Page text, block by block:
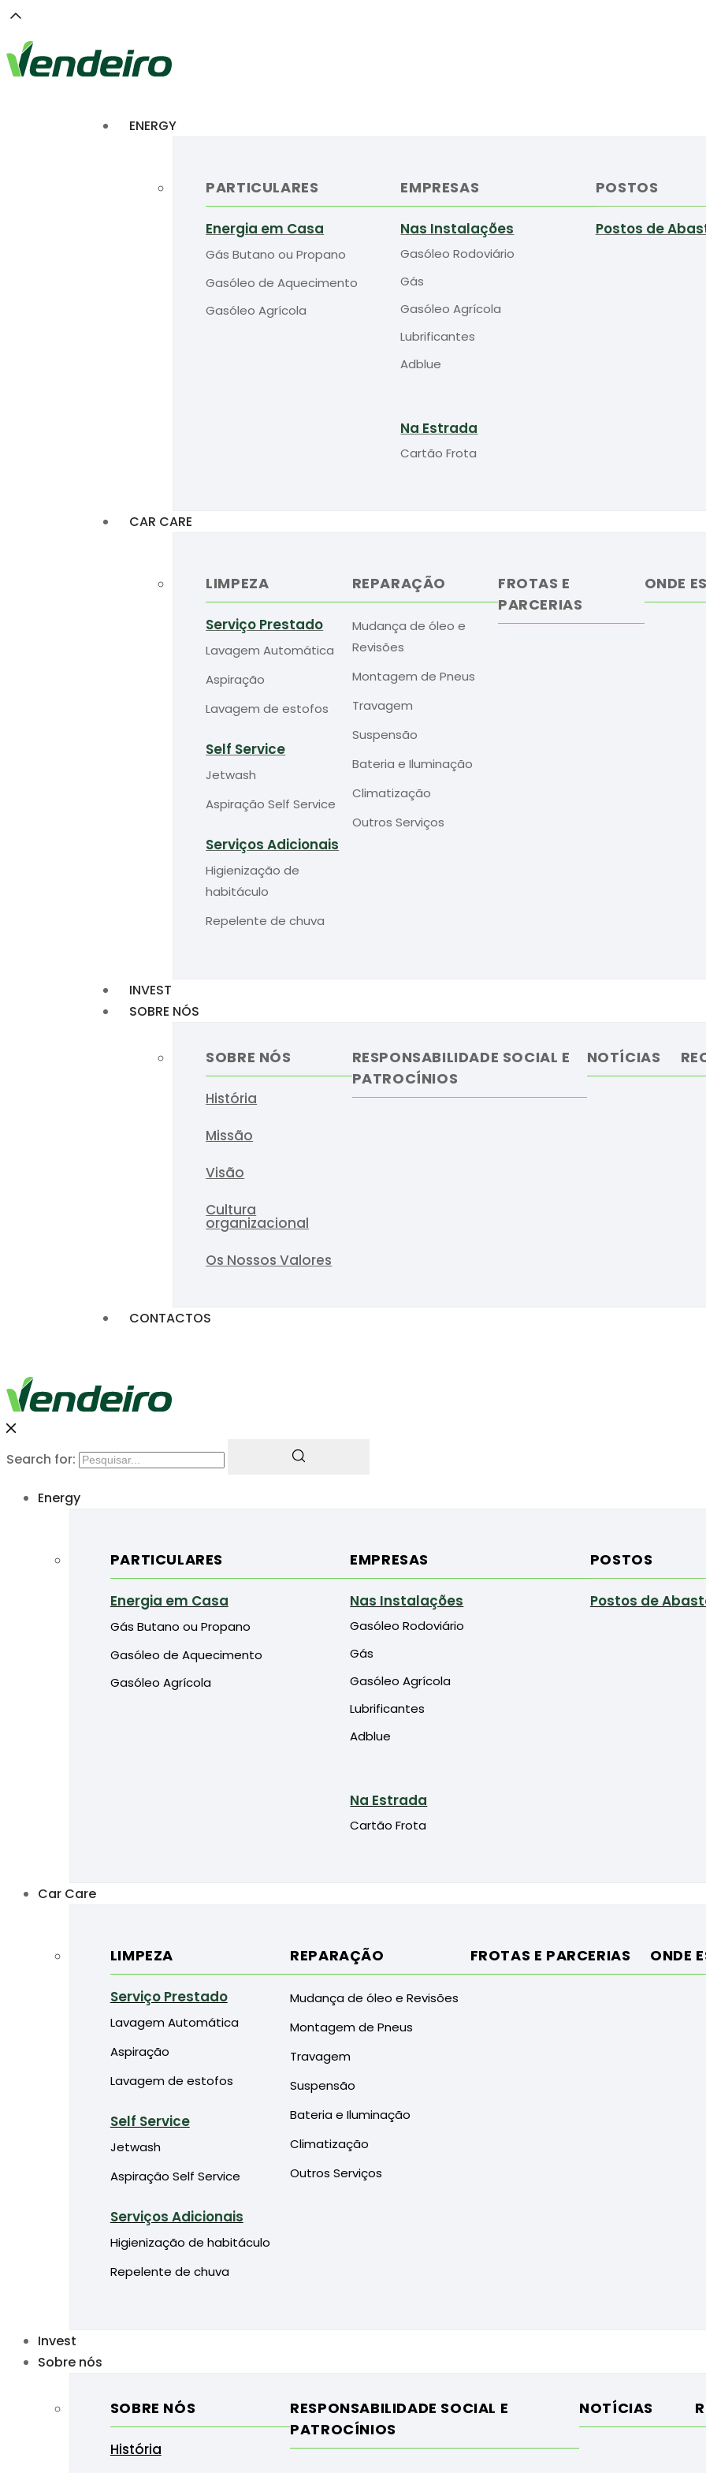
ENERGY
PARTICULARES
Energia em Casa
Gás Butano ou Propano
Gasóleo de Aquecimento
Gasóleo Agrícola
EMPRESAS
Nas Instalações
Gasóleo Rodoviário
Gás
Gasóleo Agrícola
Lubrificantes
Adblue
Na Estrada
Cartão Frota
POSTOS
Postos de
CAR CARE
LIMPEZA
Serviço Prestado
Lavagem Automática
Aspiração
Lavagem de estofos
Self Service
Jetwash
Aspiração Self Service
Serviços Adicionais
Higienização de
habitáculo
Repelente de chuva
REPARAÇÃO
Mudança de óleo e
Revisões
Montagem de Pneus
Travagem
Suspensão
Bateria e Iluminação
Climatização
Outros Serviços
FROTAS E
PARCERIAS
ONDE
INVEST
SOBRE NÓS
SOBRE NÓS
História
Missão
Visão
Cultura
organizacional
Os Nossos Valores
RESPONSABILIDADE SOCIAL E
PATROCÍNIOS
NOTÍCIAS
CONTACTOS
Search for:
Energy
PARTICULARES
Energia em Casa
Gás Butano ou Propano
Gasóleo de Aquecimento
Gasóleo Agrícola
EMPRESAS
Nas Instalações
Gasóleo Rodoviário
Gás
Gasóleo Agrícola
Lubrificantes
Adblue
Na Estrada
Cartão Frota
POSTOS
Postos de
Car Care
LIMPEZA
Serviço Prestado
Lavagem Automática
Aspiração
Lavagem de estofos
Self Service
Jetwash
Aspiração Self Service
Serviços Adicionais
Higienização de habitáculo
Repelente de chuva
REPARAÇÃO
Mudança de óleo e Revisões
Montagem de Pneus
Travagem
Suspensão
Bateria e Iluminação
Climatização
Outros Serviços
FROTAS E PARCERIAS ONDE
Invest
Sobre nós
SOBRE NÓS
História
RESPONSABILIDADE SOCIAL E
PATROCÍNIOS
NOTÍCIAS